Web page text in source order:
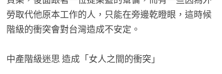
勞取代他原本工作的人，只能在旁邊乾瞪眼，這時候
階級的衝突會對台灣造成不安定。
中產階級迷思 造成「女人之間的衝突」